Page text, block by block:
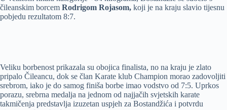
čileanskim borcem Rodrigom Rojasom, koji je na kraju slavio tijesnu
pobjedu rezultatom 8:7.
Veliku borbenost prikazala su obojica finalista, no na kraju je zlato
pripalo Čileancu, dok se član Karate klub Champion morao zadovoljiti
srebrom, iako je do samog finiša borbe imao vodstvo od 7:5. Uprkos
porazu, srebrna medalja na jednom od najjačih svjetskih karate
takmičenja predstavlja izuzetan uspjeh za Bostandžića i potvrdu